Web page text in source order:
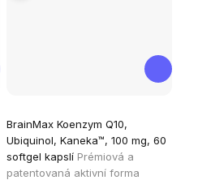
BrainMax Koenzym Q10,
Ubiquinol, Kaneka™, 100 mg, 60
softgel kapslí Prémiová a
patentovaná aktivní forma
hodnocení
produktu
je